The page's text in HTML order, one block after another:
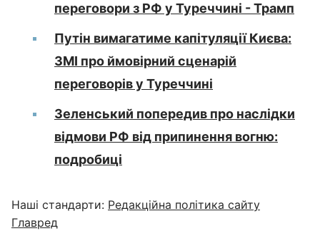
переговори з РФ у Туреччині - Трамп
Путін вимагатиме капітуляції Києва:
ЗМІ про ймовірний сценарій
переговорів у Туреччині
Зеленський попередив про наслідки
відмови РФ від припинення вогню:
подробиці
Наші стандарти: Редакційна політика сайту
Главред